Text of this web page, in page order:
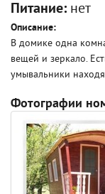
Питание: нет
Описание:
В домике одна
вещей и зеркало.
умывальники
Фотографии